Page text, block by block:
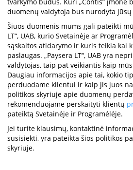
duomenų valdytoja bus nurodyta jūsų
Šiuos duomenis mums gali pateikti
LT“, UAB, kurio Svetainėje ar
sąskaitos atidarymo ir kuris teikia kai
paslaugas. „Paysera LT“, UAB yra
valdytojas, taip pat veikiantis kaip
Daugiau informacijos apie tai, kokio
perduodame klientui ir kaip jis juos
politikos skyriuje apie duomenų
rekomenduojame perskaityti klientų
pateiktą Svetainėje ir Programėlėje.
Jei turite klausimų, kontaktinė
susisiekti, yra pateikta šios politikos
skyriuje.